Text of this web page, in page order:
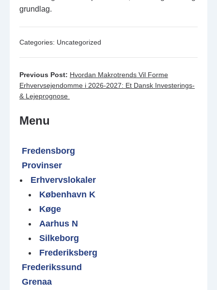
grundlag.
Categories: Uncategorized
Previous Post: Hvordan Makrotrends Vil Forme
Erhvervsejendomme i 2026-2027: Et Dansk Investerings-
& Lejeprognose
Menu
Fredensborg
Provinser
Erhvervslokaler
København K
Køge
Aarhus N
Silkeborg
Frederiksberg
Frederikssund
Grenaa